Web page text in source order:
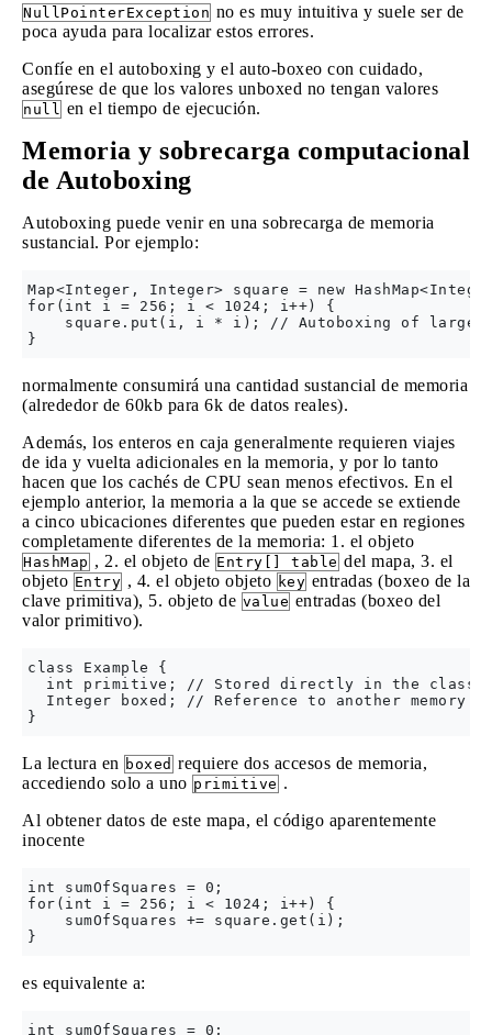
NullPointerException no es muy intuitiva y suele ser de
poca ayuda para localizar estos errores.
Confíe en el autoboxing y el auto-boxeo con cuidado,
asegúrese de que los valores unboxed no tengan valores
null en el tiempo de ejecución.
Memoria y sobrecarga computacional
de Autoboxing
Autoboxing puede venir en una sobrecarga de memoria
sustancial. Por ejemplo:
Map<Integer, Integer> square = new
for(int i = 256; i < 1024; i++) {
square.put(i, i * i); // Autoboxing of large
normalmente consumirá una cantidad sustancial de memoria
(alrededor de 60kb para 6k de datos reales).
Además, los enteros en caja generalmente requieren viajes
de ida y vuelta adicionales en la memoria, y por lo tanto
hacen que los cachés de CPU sean menos efectivos. En el
ejemplo anterior, la memoria a la que se accede se extiende
a cinco ubicaciones diferentes que pueden estar en regiones
completamente diferentes de la memoria: 1. el objeto
HashMap , 2. el objeto de Entry[] table del mapa, 3. el
objeto Entry , 4. el objeto objeto key entradas (boxeo de la
clave primitiva), 5. objeto de value entradas (boxeo del
valor primitivo).
class Example {
int primitive; // Stored directly in the class
Integer boxed; // Reference to another memory
La lectura en boxed requiere dos accesos de memoria,
accediendo solo a uno primitive .
Al obtener datos de este mapa, el código aparentemente
inocente
int sumOfSquares = 0;
for(int i = 256; i < 1024; i++) {
    sumOfSquares += square.get(i);
es equivalente a:
int sumOfSquares = 0;